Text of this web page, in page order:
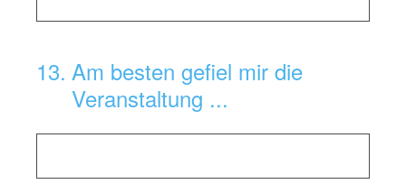
13. Am besten gefiel mir die
Veranstaltung ...